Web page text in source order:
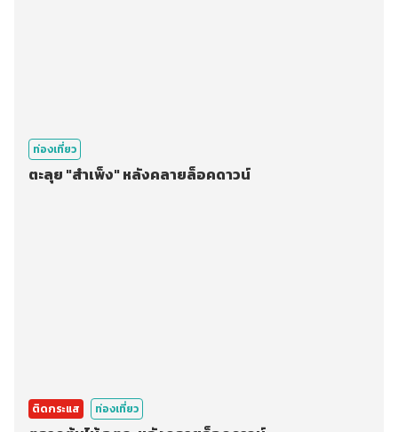
ท่องเที่ยว
ตะลุย "สำเพ็ง" หลังคลายล็อคดาวน์
ติดกระแส ท่องเที่ยว